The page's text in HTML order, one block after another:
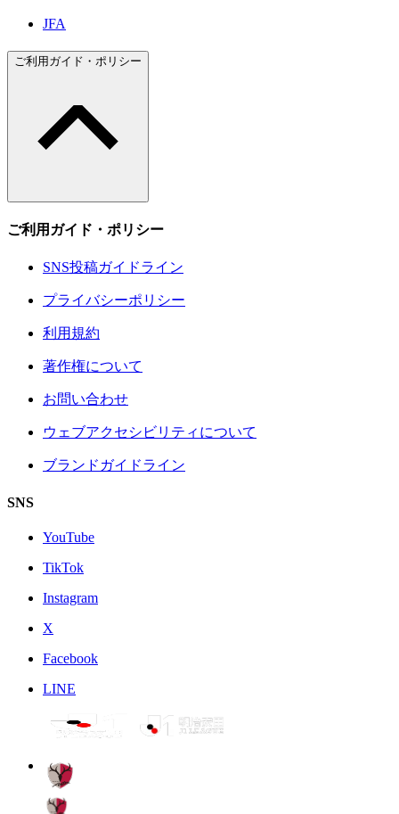
JFA
ご利用ガイド・ポリシー
ご利用ガイド・ポリシー
SNS投稿ガイドライン
プライバシーポリシー
利用規約
著作権について
お問い合わせ
ウェブアクセシビリティについて
ブランドガイドライン
SNS
YouTube
TikTok
Instagram
X
Facebook
LINE